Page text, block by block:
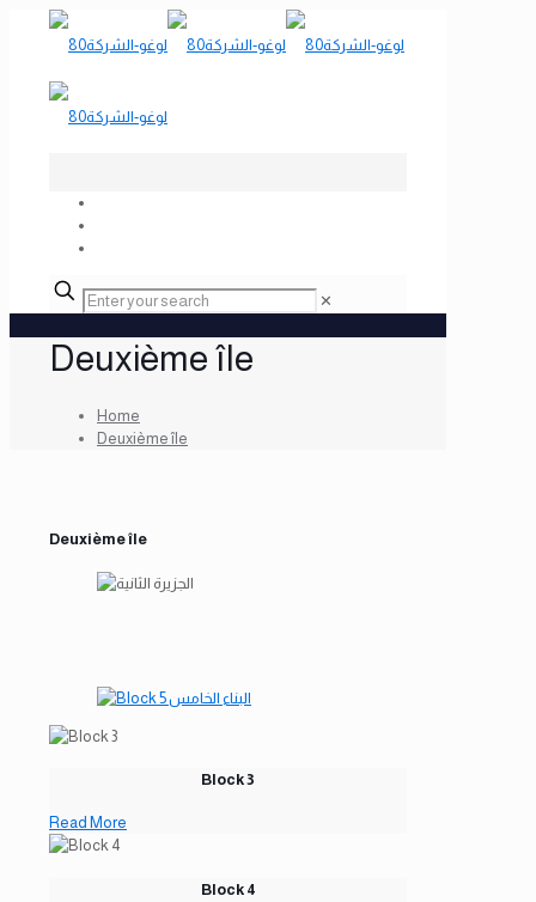
✕
Deuxième île
Home
Deuxième île
Deuxième île
Block 3
Read More
Block 4